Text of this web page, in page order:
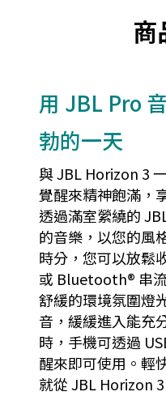
商
用 JBL Pro
勃的一天
與 JBL Horizon 3
覺醒來精神飽滿，
透過滿室縈繞的
的音樂，以您的風
時分，您可以放鬆
或 Bluetooth® 串
舒緩的環境氛圍燈
音，緩緩進入能充
時，手機可透過
醒來即可使用。輕
就從 JBL Horizon 3